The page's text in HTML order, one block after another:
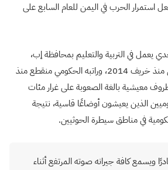
استمرار الحرب في اليمن للعام السابع على
يعمل في التربية والتعليم بمحافظة إب،
الخاضعة لسيطرة الحوثيين منذ خريف 2014، وراتبه الحكومي منقطع منذ
من ظروف معيشية بالغة الصعوبة على غرار مئات
الذين يعيشون أوضاعًا قاسية، نتيجة
في مناطق سيطرة الحوثيين.
ويسمع كافة جيرانه صوته المرتفع أثناء